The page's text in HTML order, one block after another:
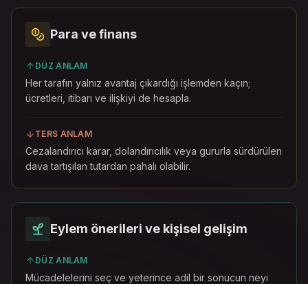
Para ve finans
DÜZ ANLAM
Her tarafın yalnız avantaj çıkardığı işlemden kaçın;
ücretleri, itibarı ve ilişkiyi de hesapla.
TERS ANLAM
Cezalandırıcı karar, dolandırıcılık veya gururla sürdürülen
dava tartışılan tutardan pahalı olabilir.
Eylem önerileri ve kişisel gelişim
DÜZ ANLAM
Mücadelelerini seç ve yeterince adil bir sonucun neyi